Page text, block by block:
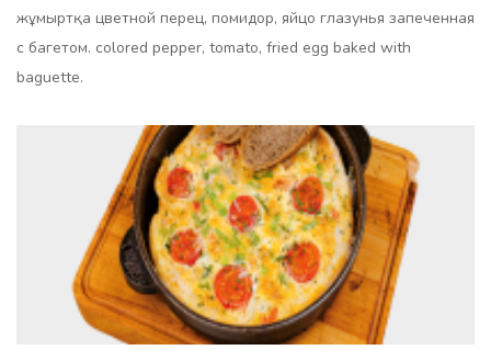
жұмыртқа цветной перец, помидор, яйцо глазунья запеченная
с багетом. colored pepper, tomato, fried egg baked with
baguette.